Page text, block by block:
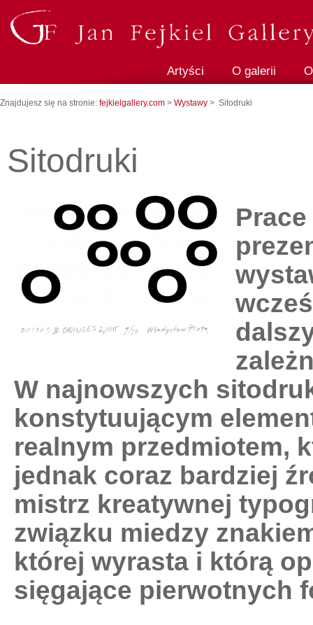
Artyści O galerii
Znajdujesz się na stronie: fejkielgallery.com > Wystawy > Sitodruki
Sitodruki
Prace
W najnowszych
konstytuującym
realnym przedmiotem,
jednak coraz bardziej
mistrz kreatywnej
związku miedzy
której wyrasta i którą
sięgające pierwotnych